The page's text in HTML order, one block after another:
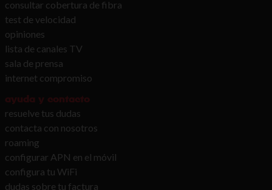
consultar cobertura de fibra
test de velocidad
opiniones
lista de canales TV
sala de prensa
internet compromiso
ayuda y contacto
resuelve tus dudas
contacta con nosotros
roaming
configurar APN en el móvil
configura tu WiFi
dudas sobre tu factura